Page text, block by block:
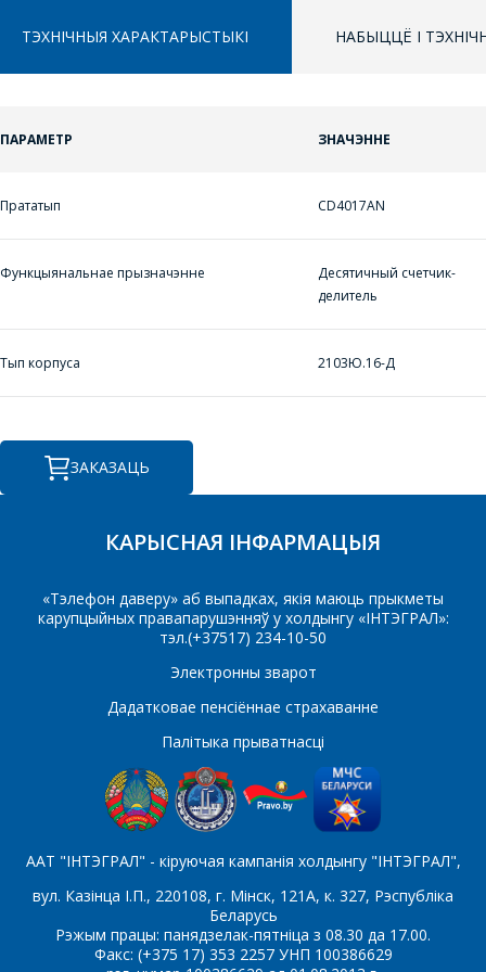
ТЭХНІЧНЫЯ ХАРАКТАРЫСТЫКІ НАБЫЦЦЁ І
ПАРАМЕТР ЗНАЧЭННЕ
Прататып CD4017AN
Функцыянальнае прызначэнне
Десятичный счетчик-
делитель
Тып корпуса 2103Ю.16-Д
ЗАКАЗАЦЬ
КАРЫСНАЯ ІНФАРМАЦЫЯ
«Тэлефон даверу» аб выпадках, якія маюць прыкметы
карупцыйных правапарушэнняў у холдынгу «ІНТЭГРАЛ»:
тэл.(+37517) 234-10-50
Электронны зварот
Дадатковае пенсіённае страхаванне
Палітыка прыватнасці
ААТ "ІНТЭГРАЛ" - кіруючая кампанія холдынгу "ІНТЭГРАЛ",
вул. Казінца І.П., 220108, г. Мінск, 121А, к. 327, Рэспубліка
Беларусь
Рэжым працы: панядзелак-пятніца з 08.30 да 17.00.
Факс: (+375 17) 353 2257 УНП 100386629
АДКАЖУЦЬ НА
КОШТ ПАСЛУГ І
ПАДРЫХТУЮЦЬ
ІНДЫВІДУАЛЬНАЕ
ПРАПАНОВУ.
Ваша імя*
E-mail
Які цікавіць тавар/паслуга
Паведамленне*